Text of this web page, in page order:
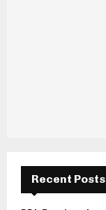
Recent Posts